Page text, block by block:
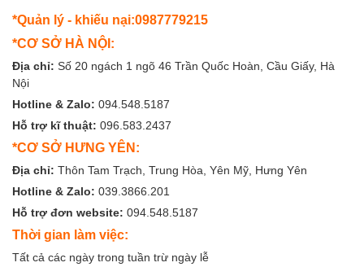
*Quản lý - khiếu nại:0987779215
*CƠ SỞ HÀ NỘI:
Địa chỉ: Số 20 ngách 1 ngõ 46 Trần Quốc Hoàn, Cầu Giấy, Hà
Nội
Hotline & Zalo: 094.548.5187
Hỗ trợ kĩ thuật: 096.583.2437
*CƠ SỞ HƯNG YÊN:
Địa chỉ: Thôn Tam Trạch, Trung Hòa, Yên Mỹ, Hưng Yên
Hotline & Zalo: 039.3866.201
Hỗ trợ đơn website: 094.548.5187
Thời gian làm việc:
Tất cả các ngày trong tuần trừ ngày lễ